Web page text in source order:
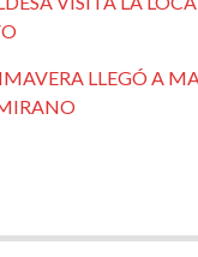
LLEGÓ A